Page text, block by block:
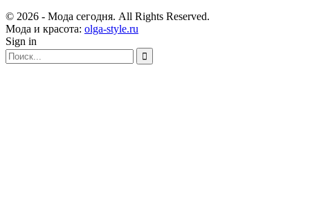
© 2026 - Мода сегодня. All Rights Reserved.
Мода и красота: olga-style.ru
Sign in